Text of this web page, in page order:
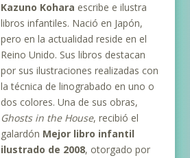
Kazuno Kohara escribe e ilustra
libros infantiles. Nació en Japón,
pero en la actualidad reside en el
Reino Unido. Sus libros destacan
por sus ilustraciones realizadas con
la técnica de linograbado en uno o
dos colores. Una de sus obras,
Ghosts in the House, recibió el
galardón Mejor libro infantil
ilustrado de 2008, otorgado por